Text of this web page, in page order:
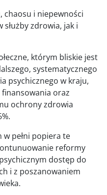
chaosu i niepewności
zdrowia, jak i
którym bliskie jest
systematycznego
psychicznego w kraju,
oraz
ochrony zdrowia
w pełni popiera te
reformy
dostęp do
i z poszanowaniem